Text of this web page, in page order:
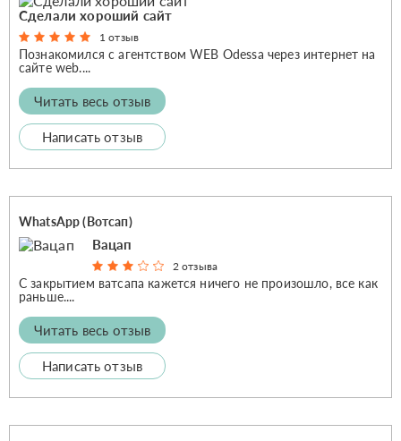
Сделали хороший сайт
1 отзыв
Познакомился с агентством WEB Odessa через интернет на
сайте web....
Читать весь отзыв
Написать отзыв
WhatsApp (Вотсап)
Вацап
2 отзыва
С закрытием ватсапа кажется ничего не произошло, все как
раньше....
Читать весь отзыв
Написать отзыв